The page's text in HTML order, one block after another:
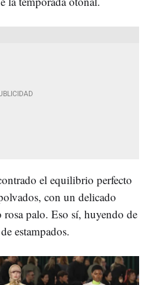
el equilibrio perfecto
con un delicado
palo. Eso sí, huyendo de
estampados.